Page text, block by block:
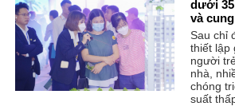
dưới
và
Sau chỉ
thiết lập
người
nhà,
chóng
suất